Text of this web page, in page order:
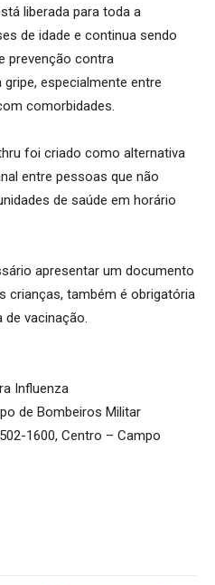
liberada para toda a
de idade e continua sendo
prevenção contra
especialmente entre
comorbidades.
foi criado como alternativa
entre pessoas que não
de saúde em horário
apresentar um documento
crianças, também é obrigatória
de vacinação.
Influenza
de Bombeiros Militar
1600, Centro – Campo